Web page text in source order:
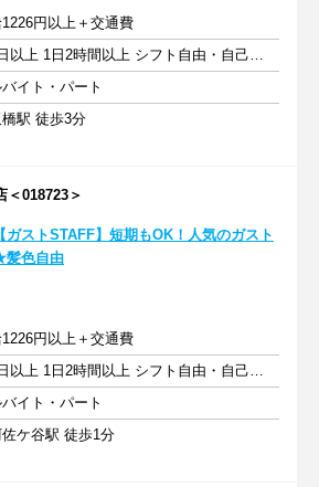
円以上＋交通費
週1日以上 1日2時間以上 シフト自由・自己申告
イト・パート
橋駅 徒歩3分
018723＞
【ガストSTAFF】短期もOK！人気のガスト
色自由
円以上＋交通費
週1日以上 1日2時間以上 シフト自由・自己申告
イト・パート
ケ谷駅 徒歩1分